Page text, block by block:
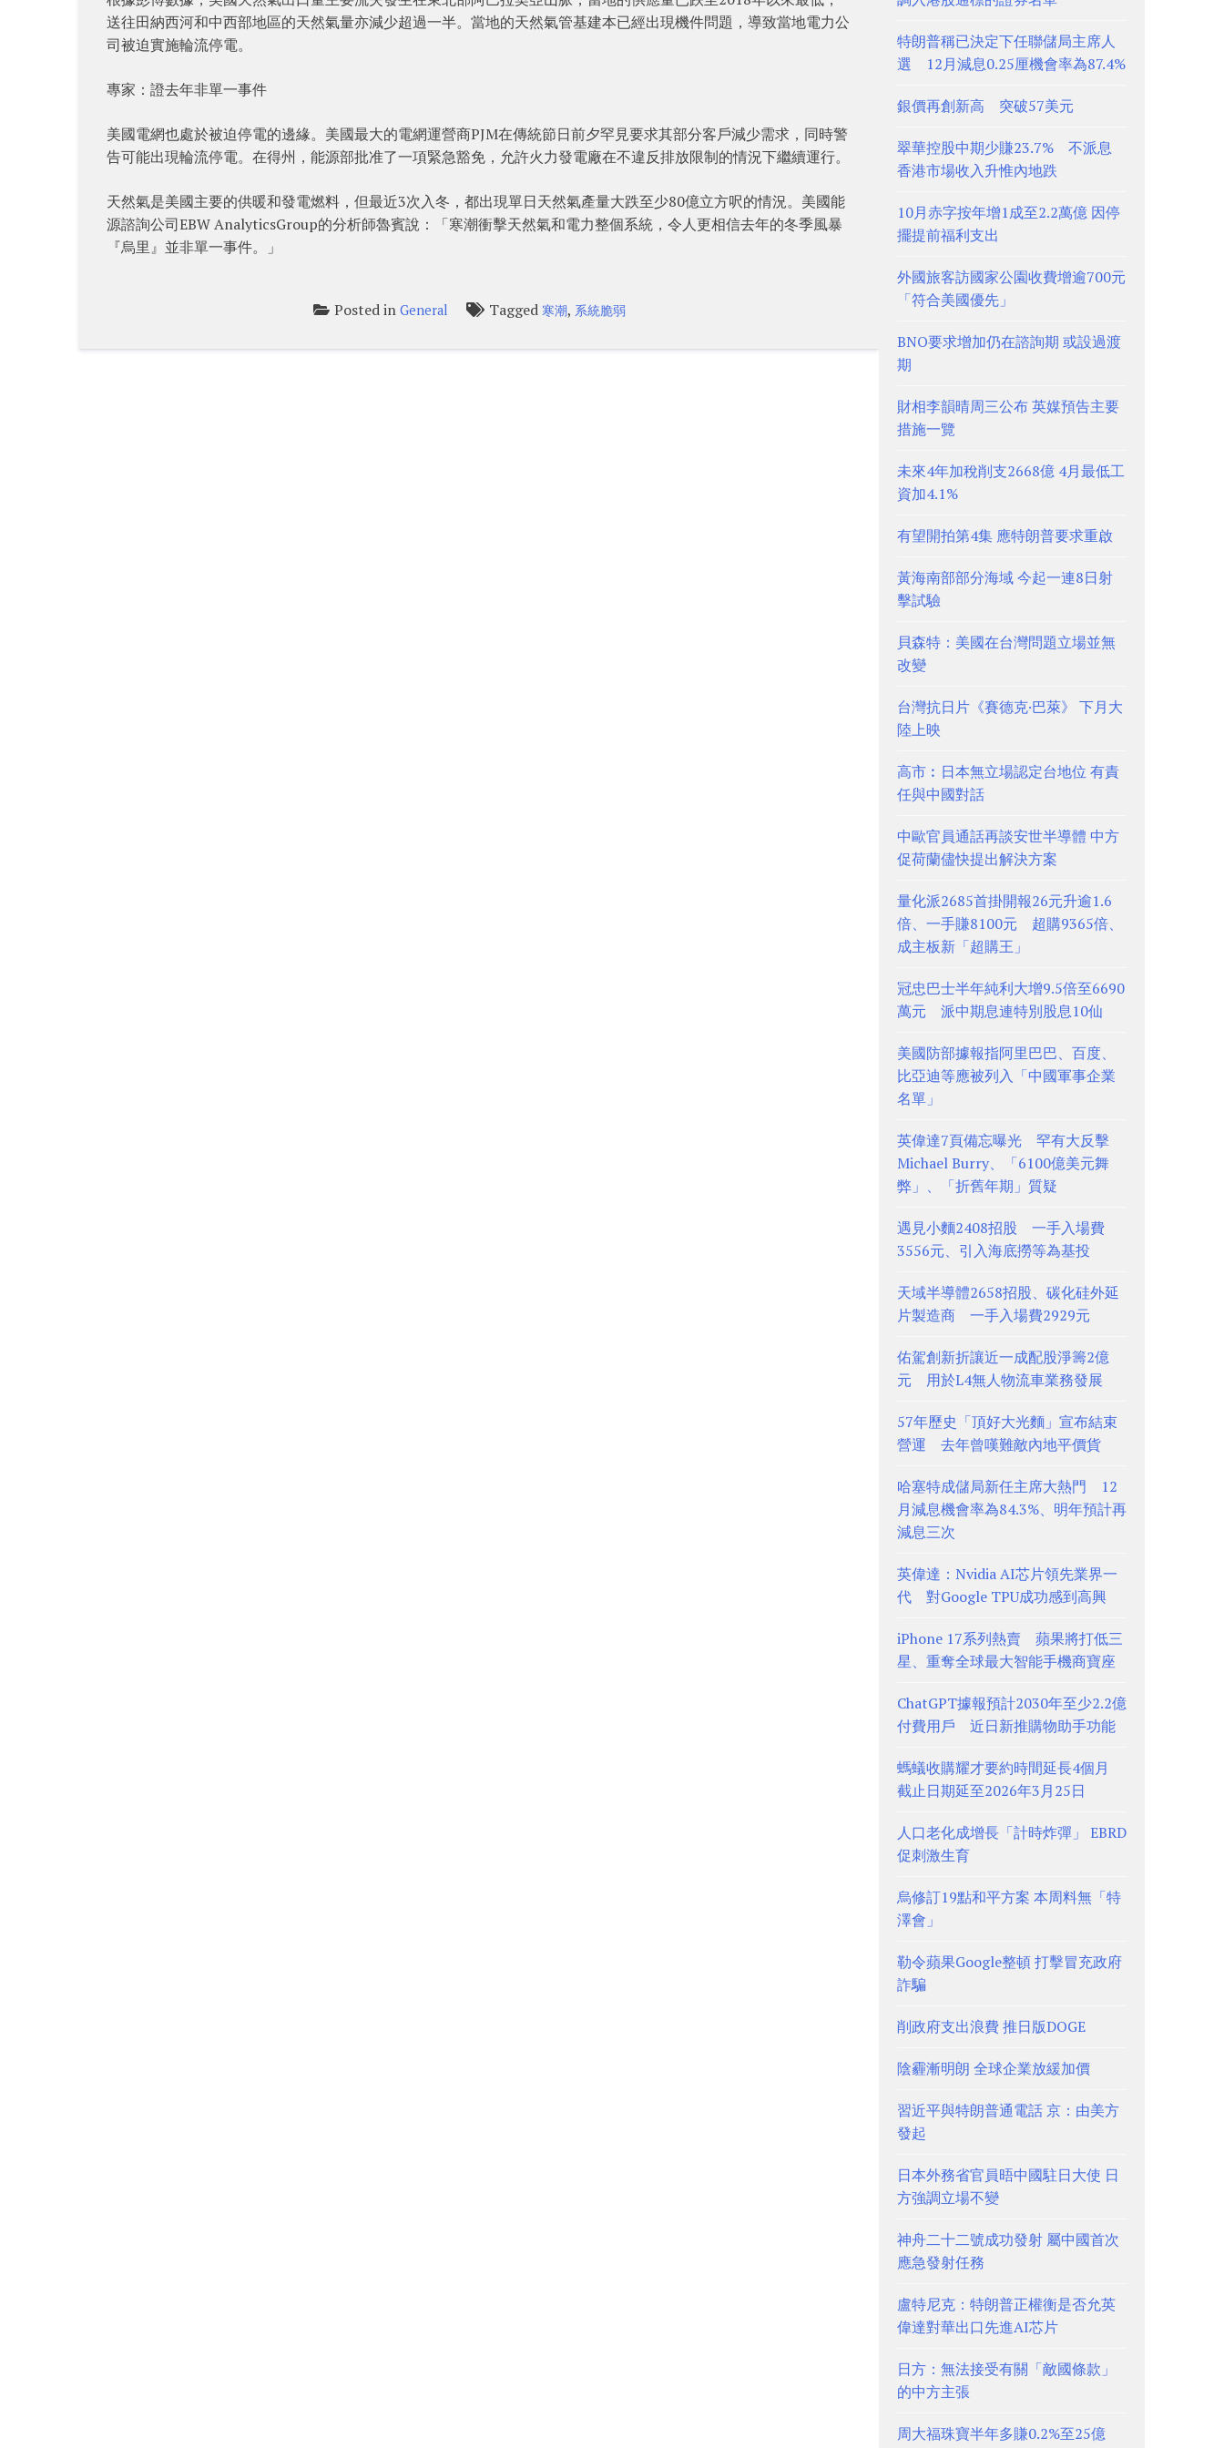
送往田納西河和中西部地區的天然氣量亦減少超過一半。當地的天然氣管基建本已經出現機件問題，導致當地電力公
司被迫實施輪流停電。
專家：證去年非單一事件
美國電網也處於被迫停電的邊緣。美國最大的電網運營商PJM在傳統節日前夕罕見要求其部分客戶減少需求，同時警
告可能出現輪流停電。在得州，能源部批准了一項緊急豁免，允許火力發電廠在不違反排放限制的情況下繼續運行。
天然氣是美國主要的供暖和發電燃料，但最近3次入冬，都出現單日天然氣產量大跌至少80億立方呎的情況。美國能
源諮詢公司EBW AnalyticsGroup的分析師魯賓說：「寒潮衝擊天然氣和電力整個系統，令人更相信去年的冬季風暴
『烏里』並非單一事件。」
Posted inGeneral Tagged寒潮, 系統脆弱
特朗普稱已決定下任聯儲局主席人
選 12月減息0.25厘機會率為87.4%
銀價再創新高 突破57美元
翠華控股中期少賺23.7% 不派息
香港市場收入升惟內地跌
10月赤字按年增1成至2.2萬億 因停
擺提前福利支出
外國旅客訪國家公園收費增逾700元
「符合美國優先」
BNO要求增加仍在諮詢期 或設過渡
期
財相李韻晴周三公布 英媒預告主要
措施一覽
未來4年加稅削支2668億 4月最低工
資加4.1%
有望開拍第4集 應特朗普要求重啟
黃海南部部分海域 今起一連8日射
擊試驗
貝森特：美國在台灣問題立場並無
改變
台灣抗日片《賽德克·巴萊》 下月大
陸上映
高市︰日本無立場認定台地位 有責
任與中國對話
中歐官員通話再談安世半導體 中方
促荷蘭儘快提出解決方案
量化派2685首掛開報26元升逾1.6
倍、一手賺8100元 超購9365倍、
成主板新「超購王」
冠忠巴士半年純利大增9.5倍至6690
萬元 派中期息連特別股息10仙
美國防部據報指阿里巴巴、百度、
比亞迪等應被列入「中國軍事企業
名單」
英偉達7頁備忘曝光 罕有大反擊
Michael Burry、「6100億美元舞
弊」、「折舊年期」質疑
遇見小麵2408招股 一手入場費
3556元、引入海底撈等為基投
天域半導體2658招股、碳化硅外延
片製造商 一手入場費2929元
佑駕創新折讓近一成配股淨籌2億
元 用於L4無人物流車業務發展
57年歷史「頂好大光麵」宣布結束
營運 去年曾嘆難敵內地平價貨
哈塞特成儲局新任主席大熱門 12
月減息機會率為84.3%、明年預計再
減息三次
英偉達：Nvidia AI芯片領先業界一
代 對Google TPU成功感到高興
iPhone 17系列熱賣 蘋果將打低三
星、重奪全球最大智能手機商寶座
ChatGPT據報預計2030年至少2.2億
付費用戶 近日新推購物助手功能
螞蟻收購耀才要約時間延長4個月
截止日期延至2026年3月25日
人口老化成增長「計時炸彈」 EBRD
促刺激生育
烏修訂19點和平方案 本周料無「特
澤會」
勒令蘋果Google整頓 打擊冒充政府
詐騙
削政府支出浪費 推日版DOGE
陰霾漸明朗 全球企業放緩加價
習近平與特朗普通電話 京：由美方
發起
日本外務省官員晤中國駐日大使 日
方強調立場不變
神舟二十二號成功發射 屬中國首次
應急發射任務
盧特尼克：特朗普正權衡是否允英
偉達對華出口先進AI芯片
日方：無法接受有關「敵國條款」
的中方主張
周大福珠寶半年多賺0.2%至25億